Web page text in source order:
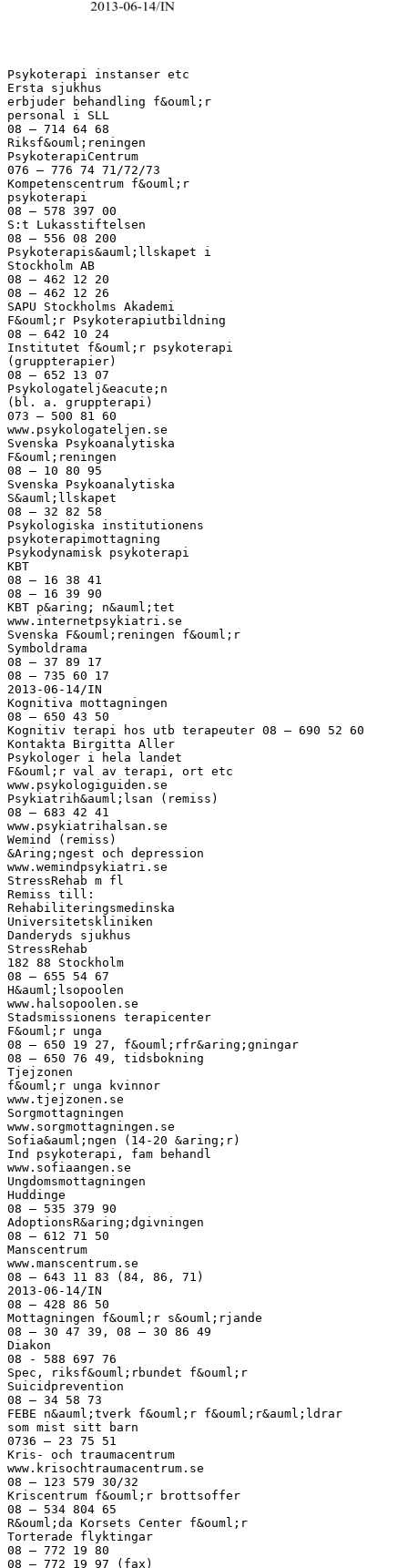
Psykoterapi instanser etc
Ersta sjukhus
erbjuder behandling f&ouml;r
personal i SLL
08 – 714 64 68
Riksf&ouml;reningen
PsykoterapiCentrum
076 – 776 74 71/72/73
Kompetenscentrum f&ouml;r
psykoterapi
08 – 578 397 00
S:t Lukasstiftelsen
08 – 556 08 200
Psykoterapis&auml;llskapet i
Stockholm AB
08 – 462 12 20
08 – 462 12 26
SAPU Stockholms Akademi
F&ouml;r Psykoterapiutbildning
08 – 642 10 24
Institutet f&ouml;r psykoterapi
(gruppterapier)
08 – 652 13 07
Psykologatelj&eacute;n
(bl. a. gruppterapi)
073 – 500 81 60
www.psykologateljen.se
Svenska Psykoanalytiska
F&ouml;reningen
08 – 10 80 95
Svenska Psykoanalytiska
S&auml;llskapet
08 – 32 82 58
Psykologiska institutionens
psykoterapimottagning
Psykodynamisk psykoterapi
KBT
08 – 16 38 41
08 – 16 39 90
KBT p&aring; n&auml;tet
www.internetpsykiatri.se
Svenska F&ouml;reningen f&ouml;r
Symboldrama
08 – 37 89 17
08 – 735 60 17
2013-06-14/IN
Kognitiva mottagningen
08 – 650 43 50
Kognitiv terapi hos utb terapeuter 08 – 690 52 60
Kontakta Birgitta Aller
Psykologer i hela landet
F&ouml;r val av terapi, ort etc
www.psykologiguiden.se
Psykiatrih&auml;lsan (remiss)
08 – 683 42 41
www.psykiatrihalsan.se
Wemind (remiss)
&Aring;ngest och depression
www.wemindpsykiatri.se
StressRehab m fl
Remiss till:
Rehabiliteringsmedinska
Universitetskliniken
Danderyds sjukhus
StressRehab
182 88 Stockholm
08 – 655 54 67
H&auml;lsopoolen
www.halsopoolen.se
Stadsmissionens terapicenter
F&ouml;r unga
08 – 650 19 27, f&ouml;rfr&aring;gningar
08 – 650 76 49, tidsbokning
Tjejzonen
f&ouml;r unga kvinnor
www.tjejzonen.se
Sorgmottagningen
www.sorgmottagningen.se
Sofia&auml;ngen (14-20 &aring;r)
Ind psykoterapi, fam behandl
www.sofiaangen.se
Ungdomsmottagningen
Huddinge
08 – 535 379 90
AdoptionsR&aring;dgivningen
08 – 612 71 50
Manscentrum
www.manscentrum.se
08 – 643 11 83 (84, 86, 71)
2013-06-14/IN
08 – 428 86 50
Mottagningen f&ouml;r s&ouml;rjande
08 – 30 47 39, 08 – 30 86 49
Diakon
08 - 588 697 76
Spec, riksf&ouml;rbundet f&ouml;r
Suicidprevention
08 – 34 58 73
FEBE n&auml;tverk f&ouml;r f&ouml;r&auml;ldrar
som mist sitt barn
0736 – 23 75 51
Kris- och traumacentrum
www.krisochtraumacentrum.se
08 – 123 579 30/32
Kriscentrum f&ouml;r brottsoffer
08 – 534 804 65
R&ouml;da Korsets Center f&ouml;r
Torterade flyktingar
08 – 772 19 80
08 – 772 19 97 (fax)